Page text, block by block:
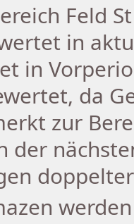
Feld
in
in
da
zur
der